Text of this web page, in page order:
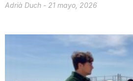
Adrià Duch - 21 mayo, 2026